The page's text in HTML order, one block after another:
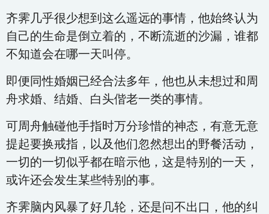
齐霁几乎很少想到这么遥远的事情，他始终认为
自己的生命是倒立着的，不断流逝的沙漏，谁都
不知道会在哪一天叫停。
即便同性婚姻已经合法多年，他也从未想过和周
舟求婚、结婚、白头偕老一类的事情。
可周舟触碰他手指时万分珍惜的神态，有意无意
提起要换戒指，以及他们忽然想出的野餐活动，
一切的一切似乎都在暗示他，这是特别的一天，
或许还会发生某些特别的事。
齐霁脑内风暴了好几轮，还是问不出口，他的纠